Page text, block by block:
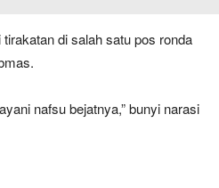
di salah satu pos ronda
nafsu bejatnya,” bunyi narasi